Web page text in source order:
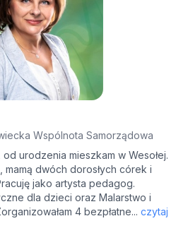
Wspólnota Samorządowa
od urodzenia mieszkam w Wesołej.
mamą dwóch dorosłych córek i
jako artysta pedagog.
dla dzieci oraz Malarstwo i
4 bezpłatne... czytaj